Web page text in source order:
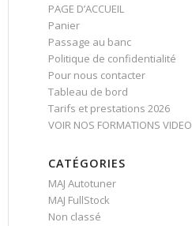
PAGE D’ACCUEIL
Panier
Passage au banc
Politique de confidentialité
Pour nous contacter
Tableau de bord
Tarifs et prestations 2026
VOIR NOS FORMATIONS VIDEO
CATÉGORIES
MAJ Autotuner
MAJ FullStock
Non classé